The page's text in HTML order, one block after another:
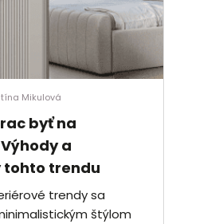
Mikulová
byť na
a
tohto trendu
trendy sa
štýlom